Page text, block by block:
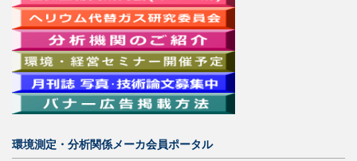
環境測定・分析関係メーカ会員ポータル